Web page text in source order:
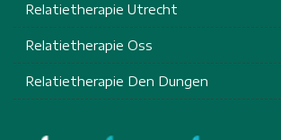
Relatietherapie Utrecht
Relatietherapie Oss
Relatietherapie Den Dungen